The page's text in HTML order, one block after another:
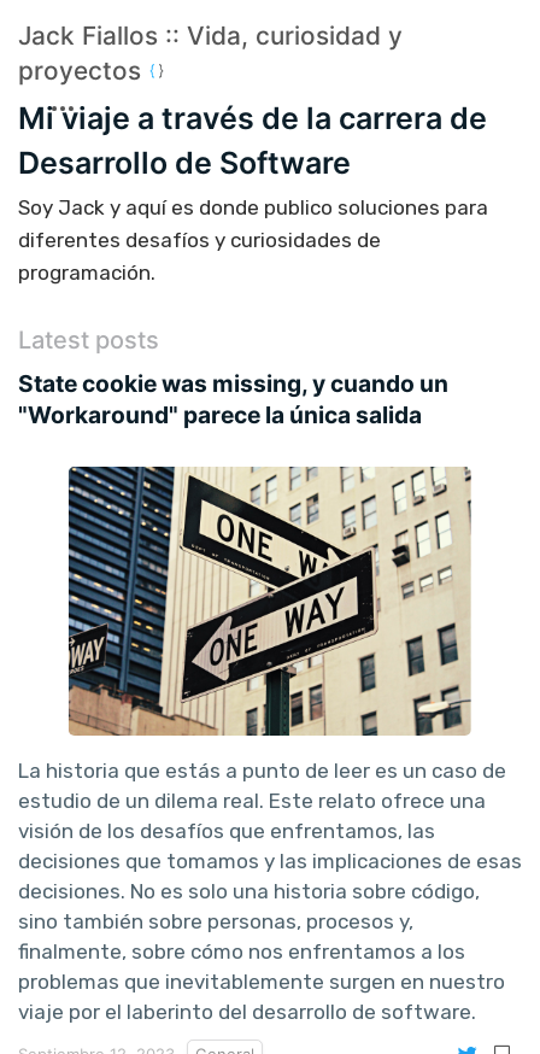
Jack Fiallos :: Vida, curiosidad y
proyectos
Mi viaje a través de la carrera de
Desarrollo de Software
Soy Jack y aquí es donde publico soluciones para
diferentes desafíos y curiosidades de
programación.
Latest posts
State cookie was missing, y cuando un
"Workaround" parece la única salida
La historia que estás a punto de leer es un caso de
estudio de un dilema real. Este relato ofrece una
visión de los desafíos que enfrentamos, las
decisiones que tomamos y las implicaciones de esas
decisiones. No es solo una historia sobre código,
sino también sobre personas, procesos y,
finalmente, sobre cómo nos enfrentamos a los
problemas que inevitablemente surgen en nuestro
viaje por el laberinto del desarrollo de software.